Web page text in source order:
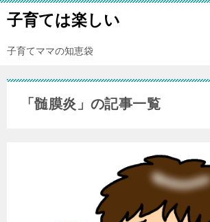
子育ては楽しい
子育てママの知恵袋
「髄膜炎」の記事一覧